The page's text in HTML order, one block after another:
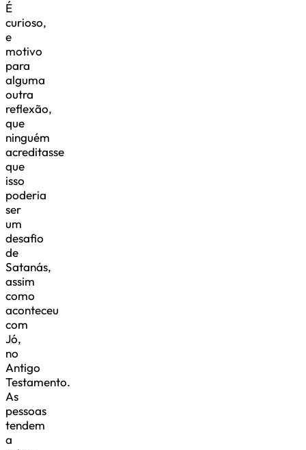
É
curioso,
e
motivo
para
alguma
outra
reflexão,
que
ninguém
acreditasse
que
isso
poderia
ser
um
desafio
de
Satanás,
assim
como
aconteceu
com
Jó,
no
Antigo
Testamento.
As
pessoas
tendem
a